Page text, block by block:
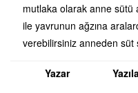
mutlaka olarak anne sütü
ile yavrunun ağzına
verebilirsiniz anneden
Yazar